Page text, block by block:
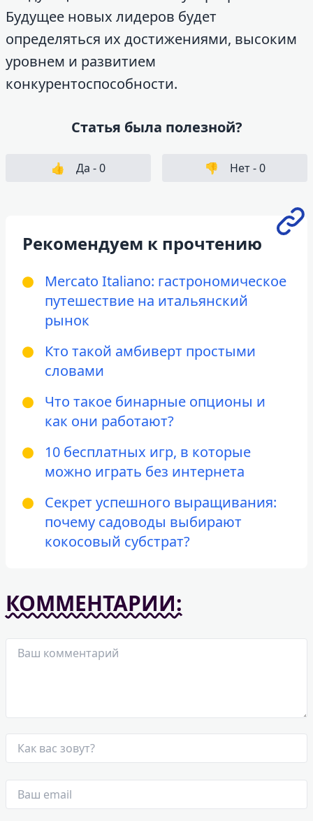
Будущее новых лидеров будет
определяться их достижениями, высоким
уровнем и развитием
конкурентоспособности.
Статья была полезной?
👍 Да -0 👎 Нет -0
Рекомендуем к прочтению
Mercato Italiano: гастрономическое
путешествие на итальянский
рынок
Кто такой амбиверт простыми
словами
Что такое бинарные опционы и
как они работают?
10 бесплатных игр, в которые
можно играть без интернета
Секрет успешного выращивания:
почему садоводы выбирают
кокосовый субстрат?
КОММЕНТАРИИ: